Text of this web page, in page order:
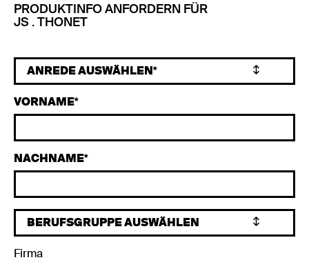
PRODUKTINFO ANFORDERN FÜR
JS . THONET
VORNAME
NACHNAME
Firma